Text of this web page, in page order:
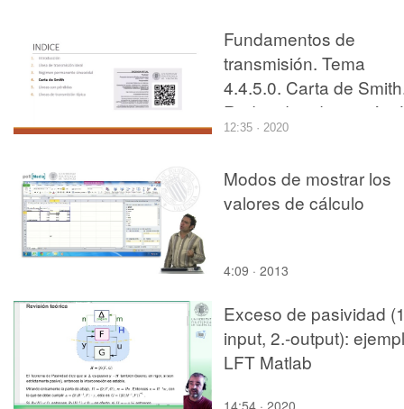
Fundamentos de
transmisión. Tema
4.4.5.0. Carta de
Redes de adaptación.
y Bp.
12:35 · 2020
Modos de mostrar los
valores de cálculo
4:09 · 2013
Exceso de pasividad
input, 2.-output):
LFT Matlab
14:54 · 2020